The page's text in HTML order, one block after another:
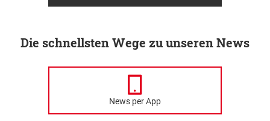
Die schnellsten Wege zu unseren News
News per App